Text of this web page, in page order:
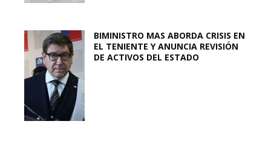
BIMINISTRO MAS ABORDA CRISIS EN
EL TENIENTE Y ANUNCIA REVISIÓN
DE ACTIVOS DEL ESTADO